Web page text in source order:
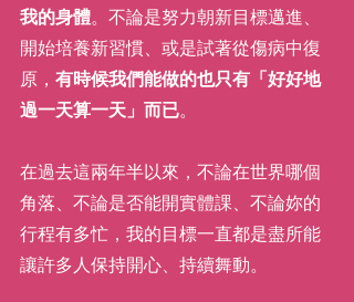
我的身體。不論是努力朝新目標邁進、
開始培養新習慣、或是試著從傷病中復
原， 有時候我們能做的也只有「好好地
過一天算一天」而已。
在過去這兩年半以來，不論在世界哪個
角落、不論是否能開實體課、不論妳的
行程有多忙，我的目標一直都是盡所能
讓許多人保持開心、持續舞動。